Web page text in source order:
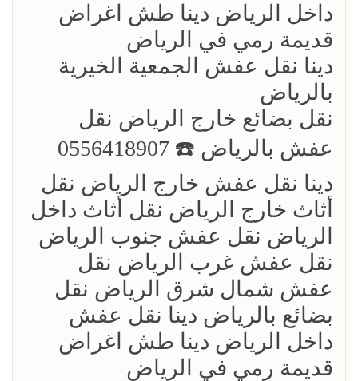
داخل الرياض دينا طش اغراض
قديمة رمي في الرياض
دينا نقل عفش الجمعية الخيرية
بالرياض
نقل بضائع خارج الرياض ‏نقل
عفش بالرياض ☎️ 0556418907
دينا نقل عفش خارج الرياض نقل
أثاث خارج الرياض نقل أثاث داخل
الرياض نقل عفش جنوب الرياض
نقل عفش غرب الرياض نقل
عفش شمال شرق الرياض نقل
بضائع بالرياض دينا نقل عفش
داخل الرياض دينا طش اغراض
قديمة رمي في الرياض